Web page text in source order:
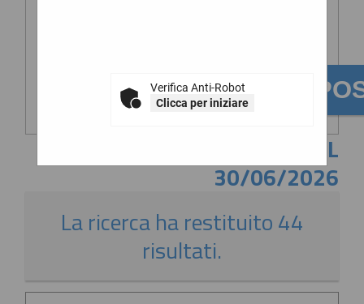
Verifica Anti-Robot
Clicca per iniziare
CONTENUTO AGGIORNATO AL
30/06/2026
La ricerca ha restituito 44
risultati.